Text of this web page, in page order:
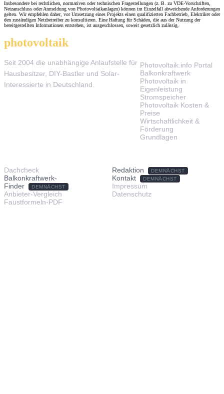
Insbesondere bei rechtlichen, normativen oder technischen Fragestellungen (z. B. zu VDE-Vorschriften,
Netzanschluss oder Anmeldung von Photovoltaikanlagen) können im Einzelfall abweichende Anforderungen
gelten. Wir empfehlen daher, vor Umsetzung eines Projekts einen qualifizierten Fachbetrieb, Elektriker oder
den zuständigen Netzbetreiber zu konsultieren. Eine Haftung für Schäden, die aus der Nutzung der
bereitgestellten Informationen entstehen, ist ausgeschlossen, soweit gesetzlich zulässig.
photovoltaik
Seit 2004 die unabhängige Anlaufstelle für
Hausbesitzer, DIY-Bastler und Solar-
Interessierte in Deutschland.
Photovoltaik.info Portal
Balkonkraftwerk
Photovoltaik in
Eigenleistung
Stromspeicher
Photovoltaik Kosten &
Preise
Wirtschaftlichkeit &
Förderung
Grundlagen
Dachcheck
Balkonkraftwerk-
Finder
DEMNÄCHST
Anbieter-Vergleich
Faustformeln-PDF
Redaktion DEMNÄCHST
Kontakt DEMNÄCHST
Impressum
Datenschutz